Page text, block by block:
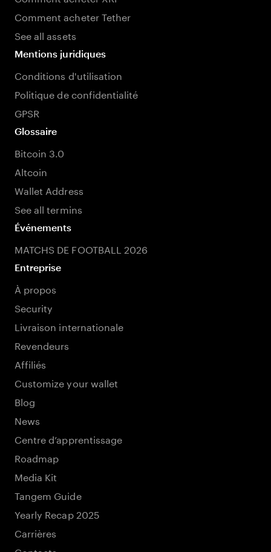
Comment acheter Tether
See all assets
Mentions juridiques
Conditions d'utilisation
Politique de confidentialité
GPSR
Glossaire
Bitcoin 3.0
Altcoin
Wallet Address
See all termins
Événements
MATCHS DE FOOTBALL 2026
Entreprise
À propos
Security
Livraison internationale
Revendeurs
Affiliés
Customize your wallet
Blog
News
Centre d’apprentissage
Roadmap
Media Kit
Tangem Guide
Yearly Recap 2025
Carrières